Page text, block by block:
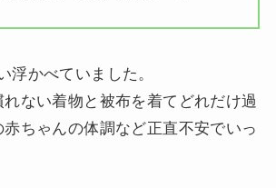
浮かべていました。
ない着物と被布を着てどれだけ過
ちゃんの体調など正直不安でいっ